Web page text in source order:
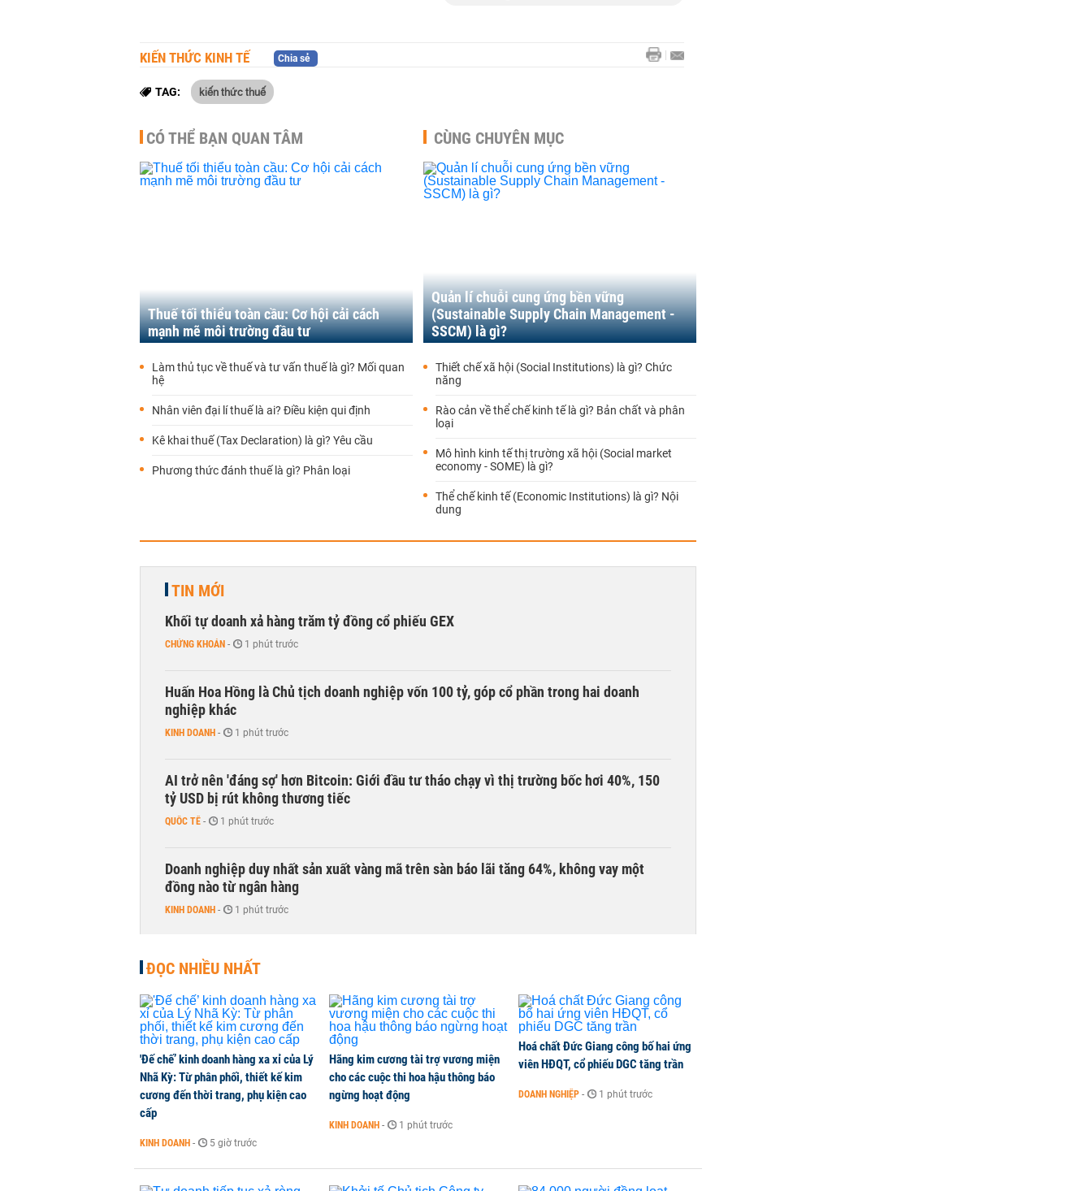
KIẾN THỨC KINH TẾ Chia sẻ
TAG: kiến thức thuế
CÓ THỂ BẠN QUAN TÂM
Thuế tối thiểu toàn cầu: Cơ hội cải cách
mạnh mẽ môi trường đầu tư
Làm thủ tục về thuế và tư vấn thuế là gì? Mối quan
hệ
Nhân viên đại lí thuế là ai? Điều kiện qui định
Kê khai thuế (Tax Declaration) là gì? Yêu cầu
Phương thức đánh thuế là gì? Phân loại
CÙNG CHUYÊN MỤC
Quản lí chuỗi cung ứng bền vững
(Sustainable Supply Chain Management -
SSCM) là gì?
Thiết chế xã hội (Social Institutions) là gì? Chức
năng
Rào cản về thể chế kinh tế là gì? Bản chất và phân
loại
Mô hình kinh tế thị trường xã hội (Social market
economy - SOME) là gì?
Thể chế kinh tế (Economic Institutions) là gì? Nội
dung
TIN MỚI
Khối tự doanh xả hàng trăm tỷ đồng cổ phiếu GEX
CHỨNG KHOÁN - 1 phút trước
Huấn Hoa Hồng là Chủ tịch doanh nghiệp vốn 100 tỷ, góp cổ phần trong hai doanh
nghiệp khác
KINH DOANH - 1 phút trước
AI trở nên 'đáng sợ' hơn Bitcoin: Giới đầu tư tháo chạy vì thị trường bốc hơi 40%, 150
tỷ USD bị rút không thương tiếc
QUỐC TẾ - 1 phút trước
Doanh nghiệp duy nhất sản xuất vàng mã trên sàn báo lãi tăng 64%, không vay một
đồng nào từ ngân hàng
KINH DOANH - 1 phút trước
Con gái tỷ phú Phạm Nhật Vượng lần đầu tham gia vào hệ sinh thái Vingroup
Hơn 227.000 tài khoản gia nhập thị trường chứng khoán trong tháng 7 biến động
CHỨNG KHOÁN 1 phút trước
Cuộc đua 'xuống phố' của ngân hàng thuần số
Khối ngoại quay đầu bán ròng sau 3 phiên giải ngân liên tiếp
ĐỌC NHIỀU NHẤT
'Đế chế’ kinh doanh hàng xa xỉ của Lý
Nhã Kỳ: Từ phân phối, thiết kế kim
cương đến thời trang, phụ kiện cao
cấp
KINH DOANH - 5 giờ trước
Hãng kim cương tài trợ vương miện
cho các cuộc thi hoa hậu thông báo
ngừng hoạt động
KINH DOANH - 1 phút trước
Hoá chất Đức Giang công bố hai ứng
viên HĐQT, cổ phiếu DGC tăng trần
DOANH NGHIỆP - 1 phút trước